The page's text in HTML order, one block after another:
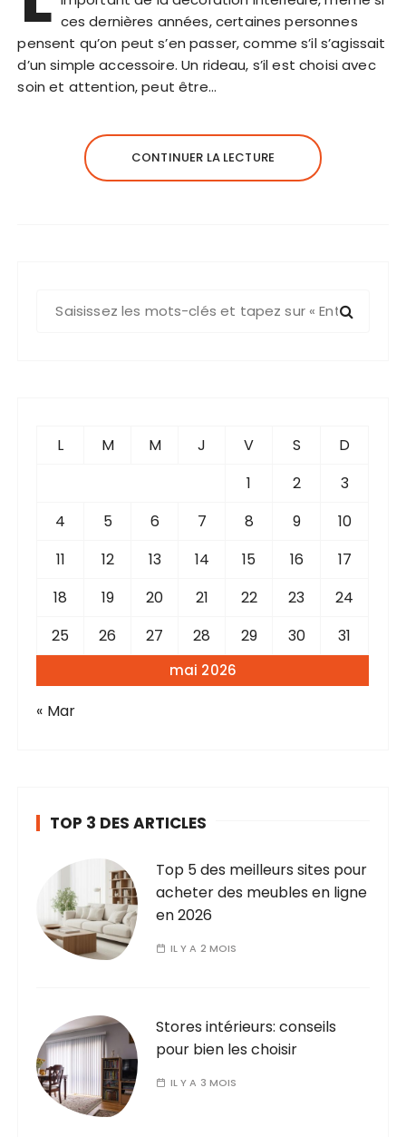
ces dernières années, certaines personnes
pensent qu’on peut s’en passer, comme s’il s’agissait
d’un simple accessoire. Un rideau, s’il est choisi avec
soin et attention, peut être…
CONTINUER LA LECTURE
mai 2026
L M M J V S
D
1
2
3
4
5 6 7 8 9
10
11
12 13 14 15 16
17
18
19 20 21 22 23
24
25
26 27 28 29 30 31
« Mar
TOP 3 DES ARTICLES
Top 5 des meilleurs sites pour
acheter des meubles en ligne
en 2026
IL Y A 2 MOIS
Stores intérieurs: conseils
pour bien les choisir
IL Y A 3 MOIS